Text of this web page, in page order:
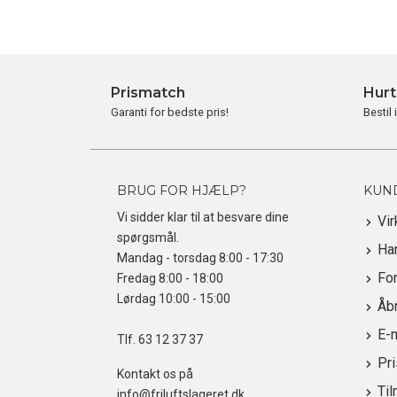
Prismatch
Garanti for bedste pris! Bestil
BRUG FOR HJÆLP?
Vi sidder klar til at besvare dine
spørgsmål.
Mandag - torsdag 8:00 - 17:30
Fredag 8:00 - 18:00
Lørdag 10:00 - 15:00
Tlf. 63 12 37 37
Kontakt os på
E-